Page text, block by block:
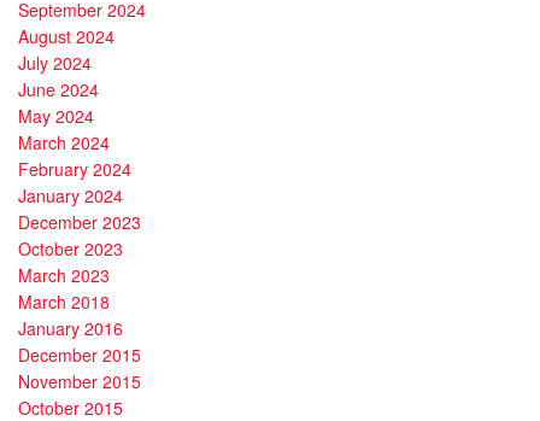
September 2024
August 2024
July 2024
June 2024
May 2024
March 2024
February 2024
January 2024
December 2023
October 2023
March 2023
March 2018
January 2016
December 2015
November 2015
October 2015